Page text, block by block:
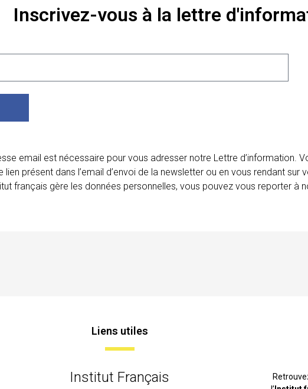
Inscrivez-vous à la lettre
email est nécessaire pour vous adresser notre Lettre d’information.
lien présent dans l’email d’envoi de la newsletter ou en vous rendant
français gère les données personnelles, vous pouvez vous reporter à
Liens utiles
Institut Français